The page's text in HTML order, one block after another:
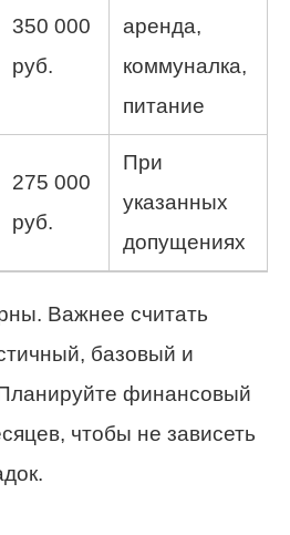
350 000
руб.
аренда,
коммуналка,
питание
275 000
руб.
При
указанных
допущениях
Важнее считать
базовый и
финансовый
чтобы не зависеть